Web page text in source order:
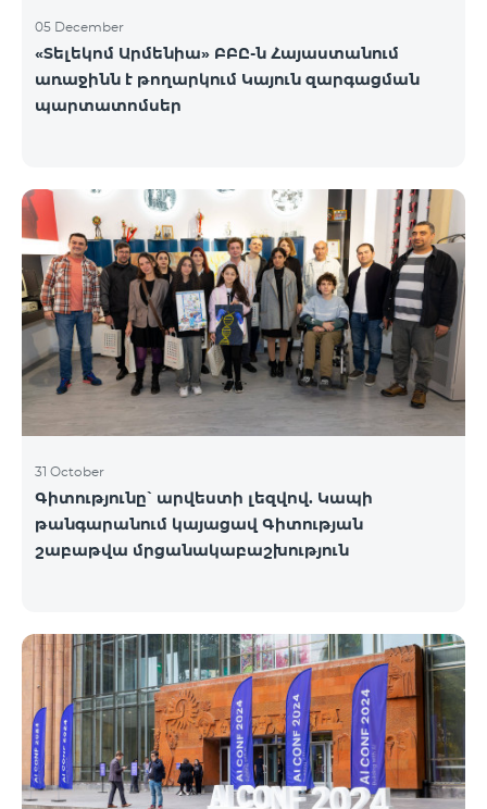
05 December
«Տելեկոմ Արմենիա» ԲԲԸ-ն Հայաստանում
առաջինն է թողարկում Կայուն զարգացման
պարտատոմսեր
31 October
Գիտությունը՝ արվեստի լեզվով. Կապի
թանգարանում կայացավ Գիտության
շաբաթվա մրցանակաբաշխություն